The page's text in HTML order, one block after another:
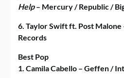
Help– Mercury / Republic /
6. Taylor Swift ft. Post Malone
Records
Best Pop
1. Camila Cabello – Geffen /